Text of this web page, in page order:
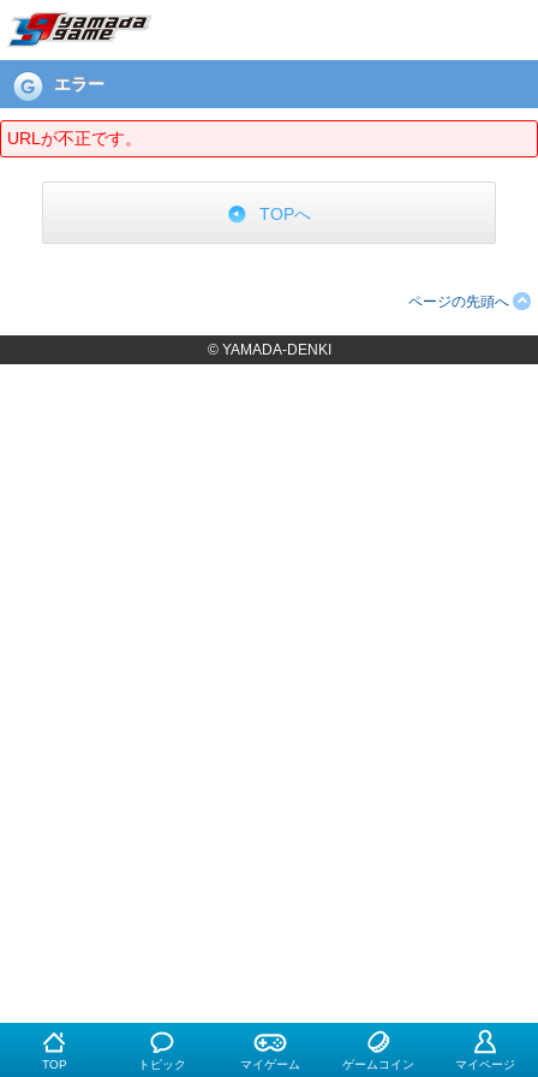
エラーページ
エラー
URLが不正です。
TOPへ
ページの先頭へ
© YAMADA-DENKI
TOP トピック マイゲーム ゲームコイン マイページ